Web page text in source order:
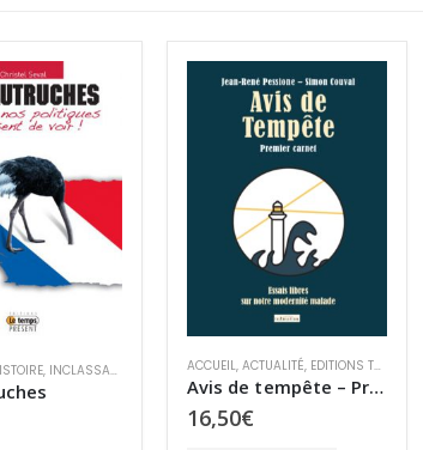
ACTUALITÉ,EDITIONS TRANSITION ,LE MONDE D’APRÈS,TRANSITION
HISTOIRE,SYNARCHIE
Maîtriser le changement
21,00